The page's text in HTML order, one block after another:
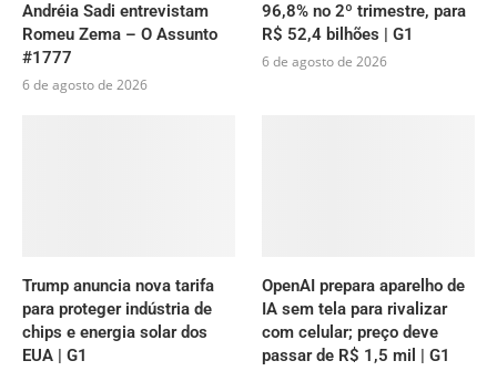
Andréia Sadi entrevistam
Romeu Zema – O Assunto
#1777
6 de agosto de 2026
96,8% no 2º trimestre, para
R$ 52,4 bilhões | G1
6 de agosto de 2026
Trump anuncia nova tarifa
para proteger indústria de
chips e energia solar dos
EUA | G1
OpenAI prepara aparelho de
IA sem tela para rivalizar
com celular; preço deve
passar de R$ 1,5 mil | G1